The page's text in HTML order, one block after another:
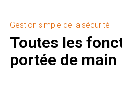
Gestion simple de la sécurité
Toutes les
portée de main